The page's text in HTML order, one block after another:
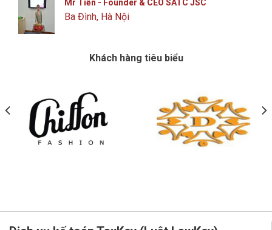
Mr Tiến - Founder & CEO SATC JSC
Ba Đình, Hà Nội
Khách hàng tiêu biểu